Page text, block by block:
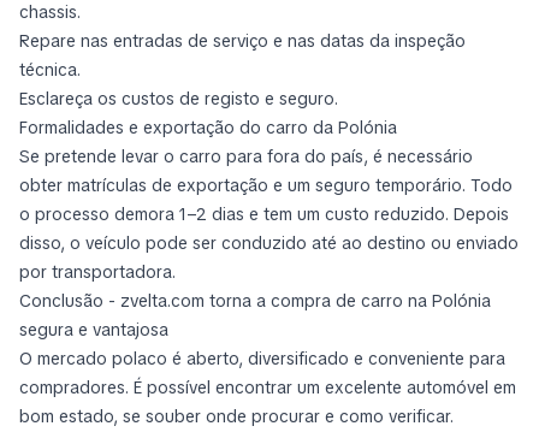
chassis.
Repare nas entradas de serviço e nas datas da inspeção
técnica.
Esclareça os custos de registo e seguro.
Formalidades e exportação do carro da Polónia
Se pretende levar o carro para fora do país, é necessário
obter matrículas de exportação e um seguro temporário. Todo
o processo demora 1–2 dias e tem um custo reduzido. Depois
disso, o veículo pode ser conduzido até ao destino ou enviado
por transportadora.
Conclusão - zvelta.com torna a compra de carro na Polónia
segura e vantajosa
O mercado polaco é aberto, diversificado e conveniente para
compradores. É possível encontrar um excelente automóvel em
bom estado, se souber onde procurar e como verificar.